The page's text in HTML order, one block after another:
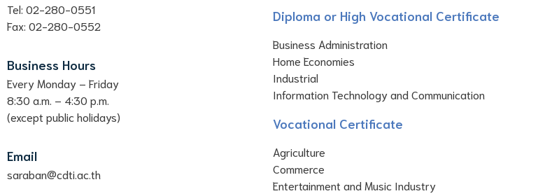
Tel: 02-280-0551
Fax: 02-280-0552
Business Hours
Every Monday – Friday
8:30 a.m. – 4:30 p.m.
(except public holidays)
Email
saraban@cdti.ac.th
Diploma or High Vocational Certificate
Business Administration
Home Economies
Industrial
Information Technology and Communication
Vocational Certificate
Agriculture
Commerce
Entertainment and Music Industry